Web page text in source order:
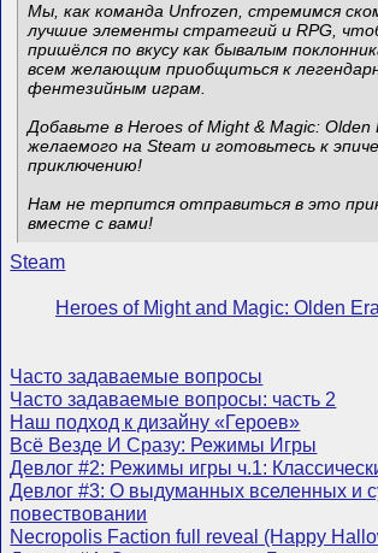
Мы, как команда Unfrozen, стремимся
лучшие элементы стратегий и RPG,
пришёлся по вкусу как бывалым
всем желающим приобщиться к
фентезийным играм.
Добавьте в Heroes of Might & Magic: Olden
желаемого на Steam и готовьтесь к
приключению!
Нам не терпится отправиться в это
вместе с вами!
Steam
Heroes of Might and Magic: Olden
Часто задаваемые вопросы
Часто задаваемые вопросы: часть 2
Наш подход к дизайну «Героев»
Всё Везде И Сразу: Режимы Игры
Девлог #2: Режимы игры ч.1:
Девлог #3: О выдуманных вселенных и
повествовании
Necropolis Faction full reveal (Happy